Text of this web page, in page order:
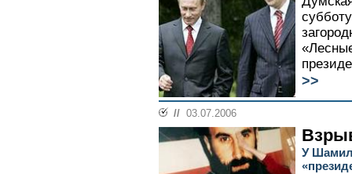
>>
// 03.07.2006
У